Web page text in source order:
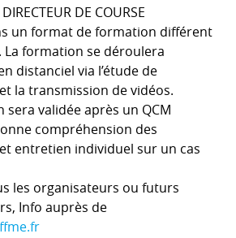
DE COURSE
un format de formation différent
La formation se déroulera
distanciel via l’étude de
la transmission de vidéos.
sera validée après un QCM
compréhension des
entretien individuel sur un cas
les organisateurs ou futurs
Info auprès de